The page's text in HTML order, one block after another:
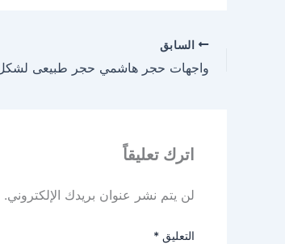
السابق
اترك تعليقاً
لن يتم نشر عنوان بريدك الإلكتروني.
التعليق *